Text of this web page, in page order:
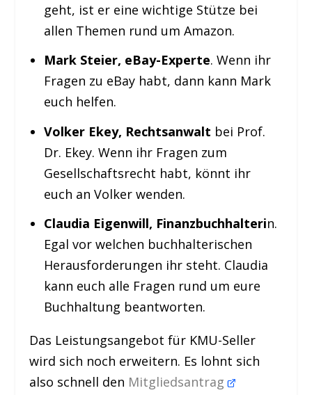
geht, ist er eine wichtige Stütze bei
allen Themen rund um Amazon.
Mark Steier, eBay-Experte. Wenn ihr
Fragen zu eBay habt, dann kann Mark
euch helfen.
Volker Ekey, Rechtsanwalt bei Prof.
Dr. Ekey. Wenn ihr Fragen zum
Gesellschaftsrecht habt, könnt ihr
euch an Volker wenden.
Claudia Eigenwill, Finanzbuchhalterin.
Egal vor welchen buchhalterischen
Herausforderungen ihr steht. Claudia
kann euch alle Fragen rund um eure
Buchhaltung beantworten.
Das Leistungsangebot für KMU-Seller
wird sich noch erweitern. Es lohnt sich
also schnell den Mitgliedsantrag